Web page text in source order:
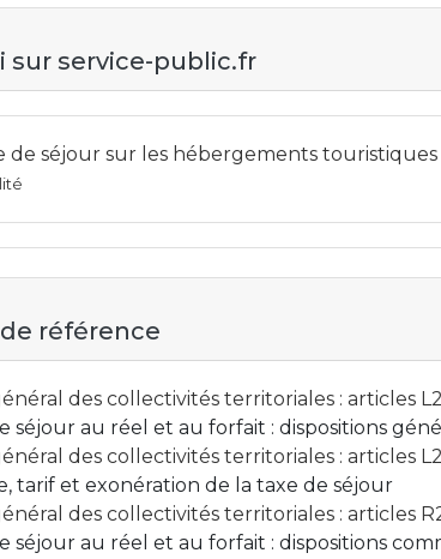
sur service-public.fr
de séjour sur les hébergements touristiques
référence
des collectivités territoriales : articles
séjour au réel et au forfait : dispositions
des collectivités territoriales : articles
tarif et exonération de la taxe de séjour
des collectivités territoriales : articles
séjour au réel et au forfait : dispositions